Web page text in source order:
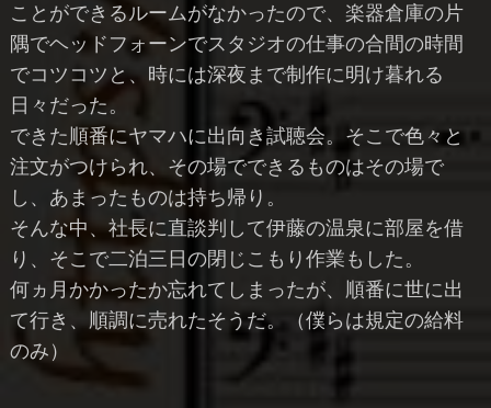
ことができるルームがなかったので、楽器倉庫の片
隅でヘッドフォーンでスタジオの仕事の合間の時間
でコツコツと、時には深夜まで制作に明け暮れる
日々だった。
できた順番にヤマハに出向き試聴会。そこで色々と
注文がつけられ、その場でできるものはその場で
し、あまったものは持ち帰り。
そんな中、社長に直談判して伊藤の温泉に部屋を借
り、そこで二泊三日の閉じこもり作業もした。
何ヵ月かかったか忘れてしまったが、順番に世に出
て行き、順調に売れたそうだ。（僕らは規定の給料
のみ）